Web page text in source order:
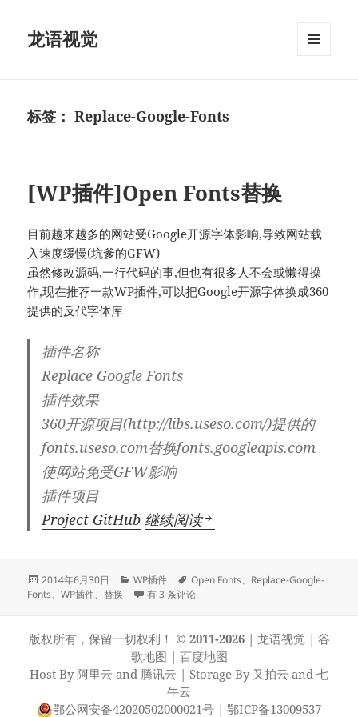
龙语视觉
标签：Replace-Google-Fonts
[WP插件]Open Fonts替换
目前越来越多的网站受Google开源字体影响,导致网站载
入速度缓慢(坑爹的GFW)
虽然修改源码,一行代码的事,但也有很多人不会或懒得操
作,现在推荐一款WP插件,可以把Google开源字体换成360
提供的反代字体库
插件名称
Replace Google Fonts
插件效果
360开源项目(http://libs.useso.com/)提供的
fonts.useso.com替换fonts.googleapis.com
使网站免受GFW影响
插件项目
Project GitHub 继续阅读[WP插件]Open Fonts替
发
布
2014年6月30日
分
类
WP插件
标
签
Open Fonts、 Replace-Google-
Fonts、WP插件、替换 [WP插件]Open Fonts替换
有 3 条评论
版权所有，保留一切权利！ © 2011-2026| 龙语视觉| 谷
歌地图 | 百度地图
Host By 阿里云 and 腾讯云 | Storage By 又拍云 and 七
牛云
鄂公网安备42020502000021号 | 鄂ICP备13009537